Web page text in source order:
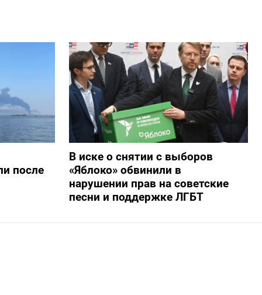
после
В иске о снятии с выборов
«Яблоко» обвинили в
нарушении прав на советские
песни и поддержке ЛГБТ